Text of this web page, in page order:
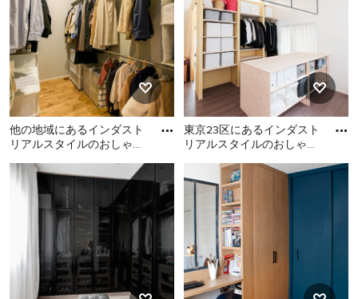
他の地域にあるインダスト
リアルスタイルのおしゃれ
真
他の地域にあるインダスト
リアルスタイルのおしゃれ
な収納・クローゼットの写
東京23区にあるインダスト
リアルスタイルのおしゃれ
ープンシェルフ、濃色木目
東京23区にあるインダスト
リアルスタイルのおしゃれ
な収納・クローゼット (オー
プンシェルフ、濃色木目調
キャビネット、茶色い床) の
写真